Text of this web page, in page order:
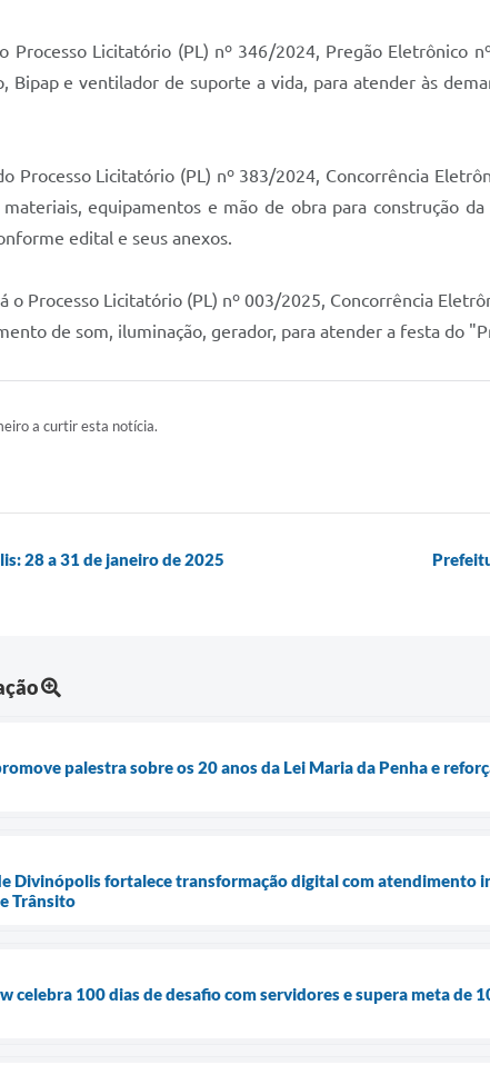
Processo Licitatório (PL) nº 346/2024, Pregão Eletrônico
Bipap e ventilador de suporte a vida, para atender às
Processo Licitatório (PL) nº 383/2024, Concorrência
equipamentos e mão de obra para construção
edital e seus anexos.
o Processo Licitatório (PL) nº 003/2025, Concorrência
de som, iluminação, gerador, para atender a festa do
a curtir esta notícia.
28 a 31 de janeiro de 2025
palestra sobre os 20 anos da Lei Maria da Penha e
Divinópolis fortalece transformação digital com atendimento
Trânsito
celebra 100 dias de desafio com servidores e supera meta